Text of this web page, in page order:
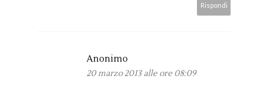
Rispondi
Anonimo
20 marzo 2013 alle ore 08:09